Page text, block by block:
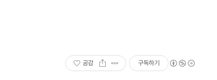
공감 구독하기